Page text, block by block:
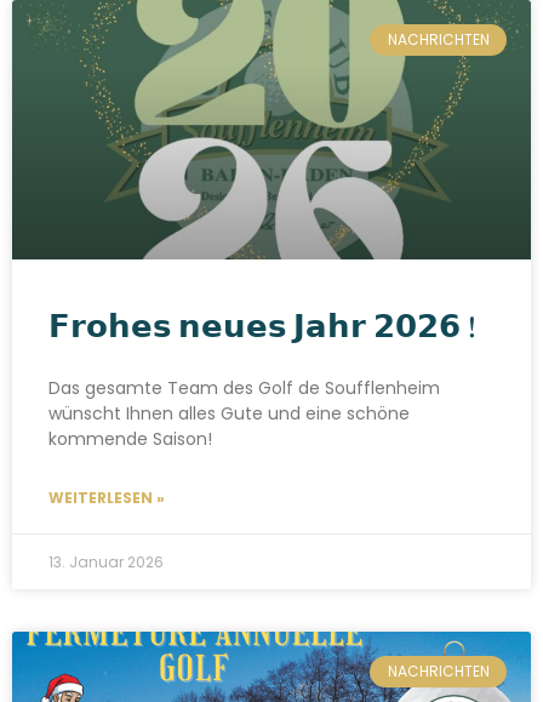
NACHRICHTEN
𝗙𝗿𝗼𝗵𝗲𝘀 𝗻𝗲𝘂𝗲𝘀 𝗝𝗮𝗵𝗿 𝟮𝟬𝟮𝟲 !
Das gesamte Team des Golf de Soufflenheim
wünscht Ihnen alles Gute und eine schöne
kommende Saison!
WEITERLESEN »
13. Januar 2026
NACHRICHTEN